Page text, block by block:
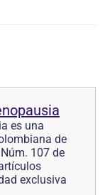
es una
de
107 de
exclusiva